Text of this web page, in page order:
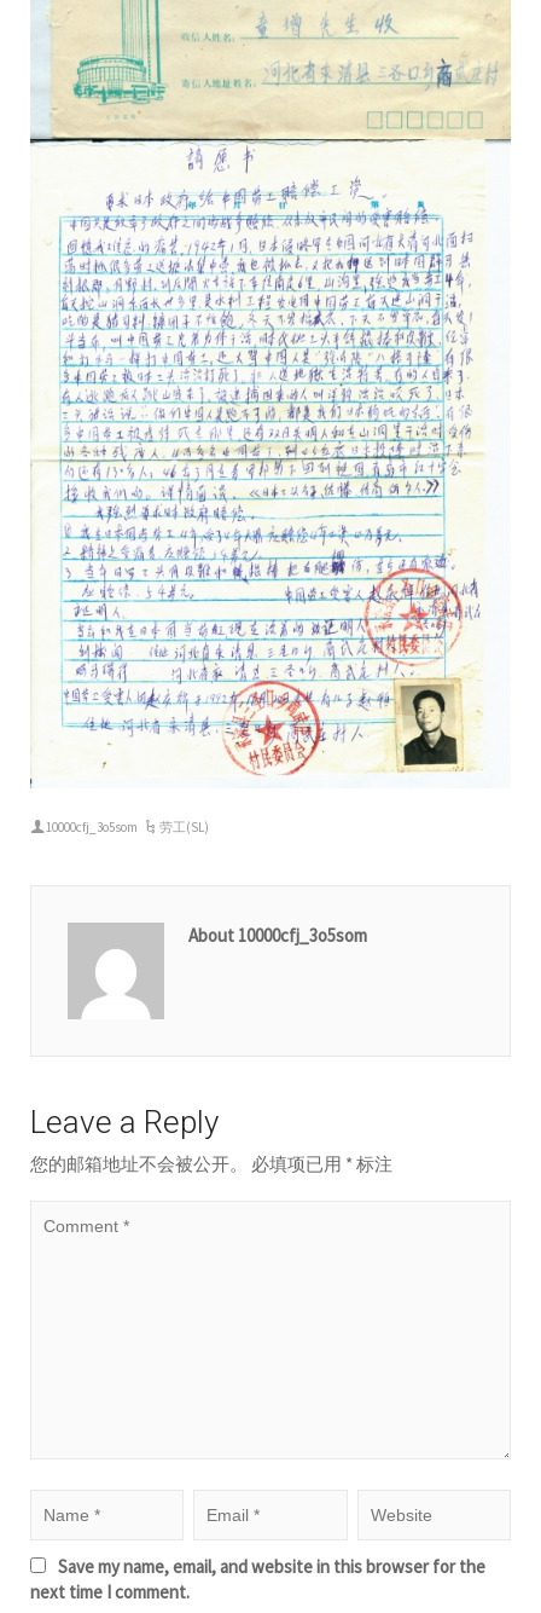
10000cfj_3o5som 劳工(SL)
About 10000cfj_3o5som
Leave a Reply
您的邮箱地址不会被公开。 必填项已用 *标注
Save my name, email, and website in this browser for the
next time I comment.